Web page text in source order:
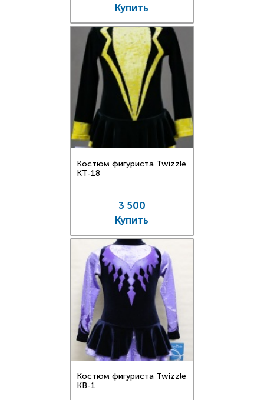
Купить
Костюм фигуриста Twizzle
КT-18
3 500
Купить
Костюм фигуриста Twizzle
KB-1